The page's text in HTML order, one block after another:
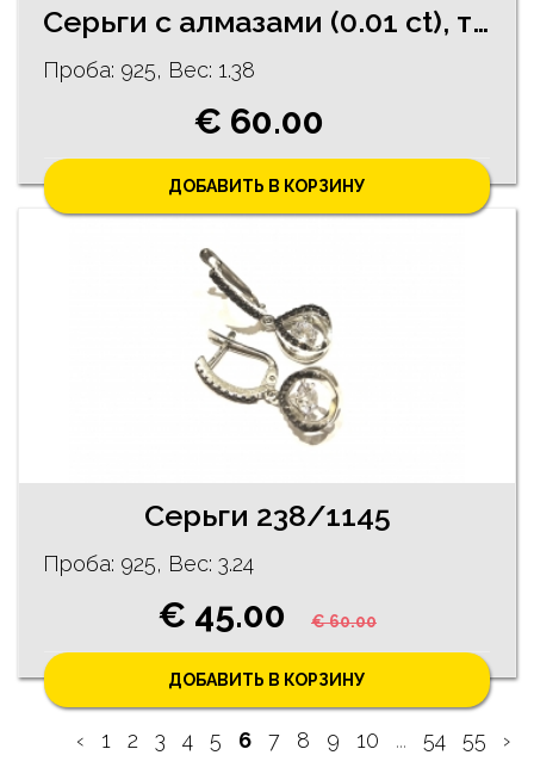
Серьги с алмазами (0.01 ct), топазами 7/5255
Проба: 925, Bес: 1.38
€ 60.00
ДОБАВИТЬ В КОРЗИНУ
Серьги 238/1145
Проба: 925, Bес: 3.24
€ 45.00 € 60.00
ДОБАВИТЬ В КОРЗИНУ
‹ 1 2 3 4 5 6 7 8 9 10 ... 54 55 ›